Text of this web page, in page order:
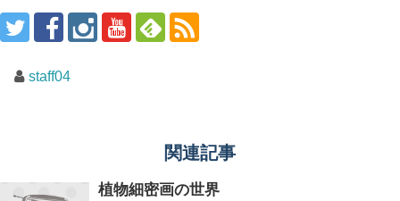
staff04
関連記事
植物細密画の世界